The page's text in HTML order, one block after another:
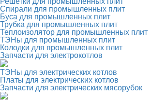
Спирали для промышленных плит
Буса для промышленных плит
Трубка для промышленных плит
Теплоизолятор для промышленных плит
ТЭНы для промышленных плит
Колодки для промышленных плит
Запчасти для электрокотлов
ТЭНы для электрических котлов
Платы для электрических котлов
Запчасти для электрических мясорубок